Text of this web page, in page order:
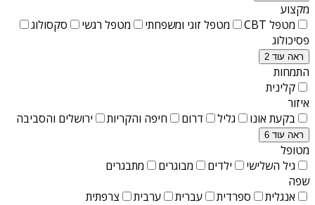
מקצוע
מטפל CBT
מטפל זוגי ומשפחתי מטפל רגשי
סקסולוג
פסיכולוג
ראה עוד 2
התמחות
קלינית
איזור
בקעת אונו
גליל דרום חיפה והקריות ירושלים והסביבה
ראה עוד 6
מטופל
גיל השלישי
ילדים מבוגרים
מתבגרים
שפה
אנגלית
ספרדית עברית ערבית צרפתית